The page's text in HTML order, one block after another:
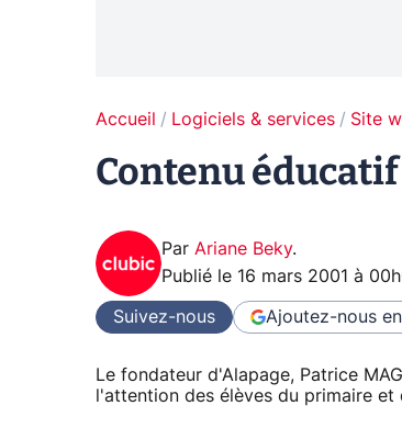
Accueil Logiciels & services Site
Contenu
Par Ariane Beky.
Publié le 16 mars 2001 à
Suivez-nous Ajoutez-nous
Le fondateur d'Alapage, Patrice
l'attention des élèves du primaire et